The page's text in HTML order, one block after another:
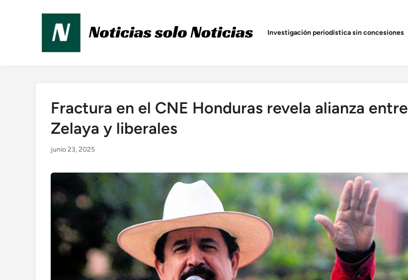
Investigación periodística sin concesiones
Publicado
Fractura en el CNE Honduras revela alianza entre
Zelaya y liberales
junio 23, 2025